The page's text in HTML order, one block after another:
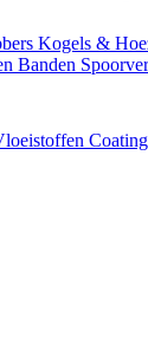
Kogels &
Banden